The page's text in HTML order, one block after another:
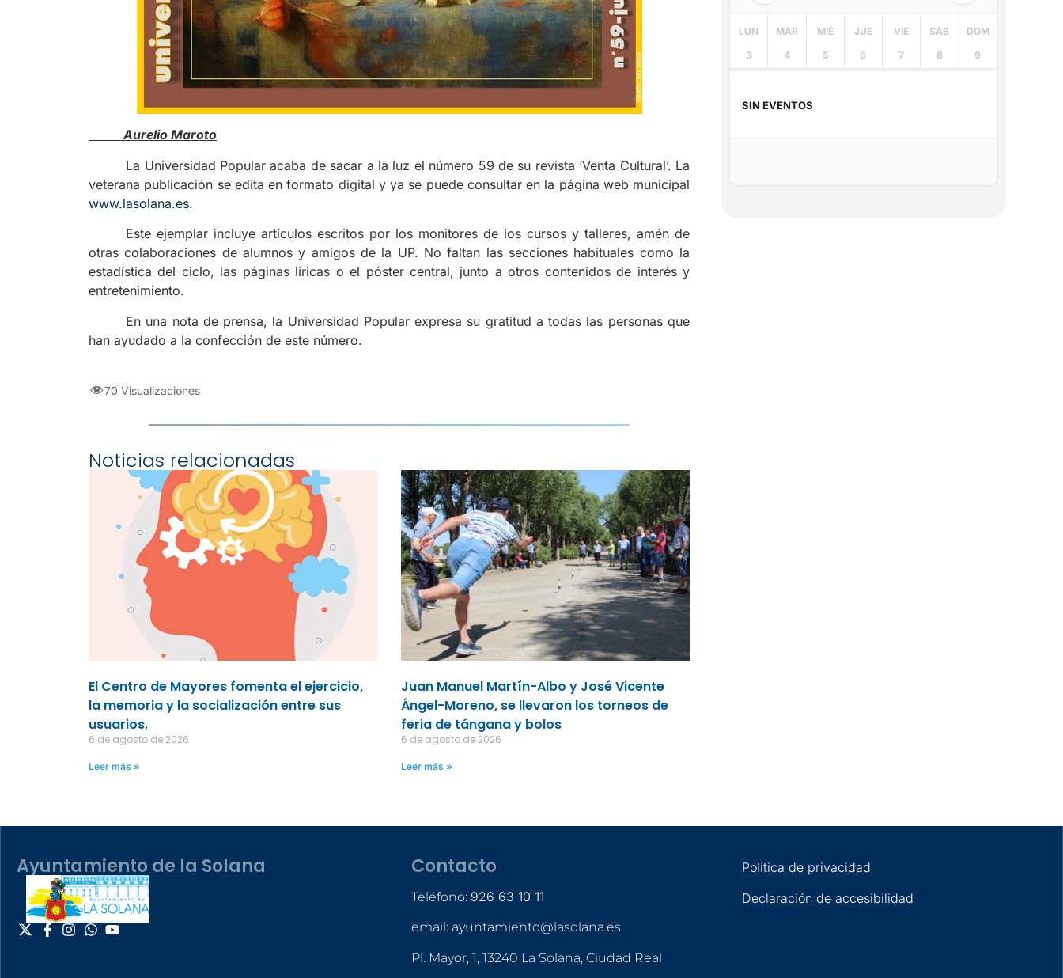
Aurelio Maroto
La Universidad Popular acaba de sacar a la luz el número 59 de su revista ‘Venta Cultural’. La
veterana publicación se edita en formato digital y ya se puede consultar en la página web municipal
www.lasolana.es.
Este ejemplar incluye artículos escritos por los monitores de los cursos y talleres, amén de
otras colaboraciones de alumnos y amigos de la UP. No faltan las secciones habituales como la
estadística del ciclo, las páginas líricas o el póster central, junto a otros contenidos de interés y
entretenimiento.
En una nota de prensa, la Universidad Popular expresa su gratitud a todas las personas que
han ayudado a la confección de este número.
70 Visualizaciones
Noticias relacionadas
El Centro de Mayores fomenta el ejercicio,
la memoria y la socialización entre sus
usuarios.
6 de agosto de 2026
Leer más »
Juan Manuel Martín-Albo y José Vicente
Ángel-Moreno, se llevaron los torneos de
feria de tángana y bolos
6 de agosto de 2026
Leer más »
LUN
3
MAR
4
MIÉ
5
JUE
6
VIE
7
SÁB
8
DOM
9
SIN EVENTOS
Ayuntamiento de la Solana Contacto
Teléfono: 926 63 10 11
email: ayuntamiento@lasolana.es
Pl. Mayor, 1, 13240 La Solana, Ciudad Real
Política de privacidad
Declaración de accesibilidad